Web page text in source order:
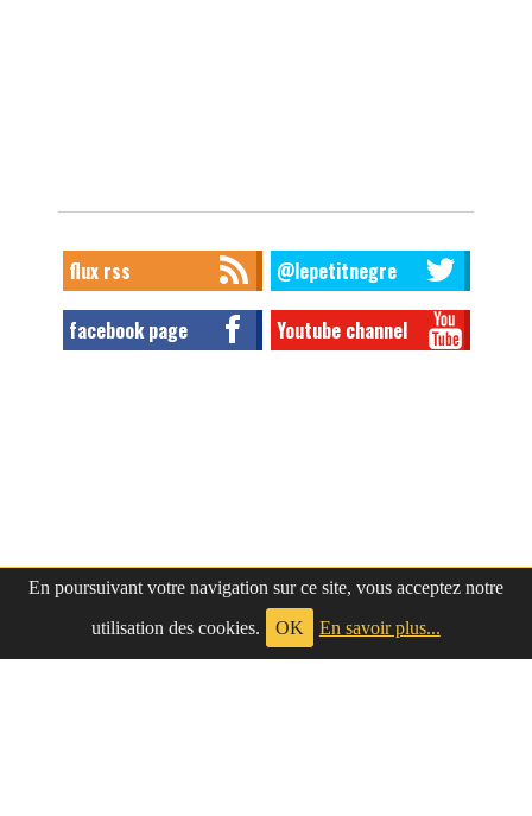
En poursuivant votre navigation sur ce site, vous acceptez notre
utilisation des cookies.
OK En savoir plus...
flux rss @lepetitnegre
facebook page Youtube channel